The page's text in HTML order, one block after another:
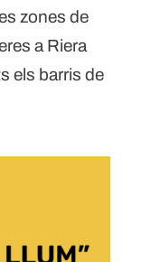
zones de
a Riera
els barris de